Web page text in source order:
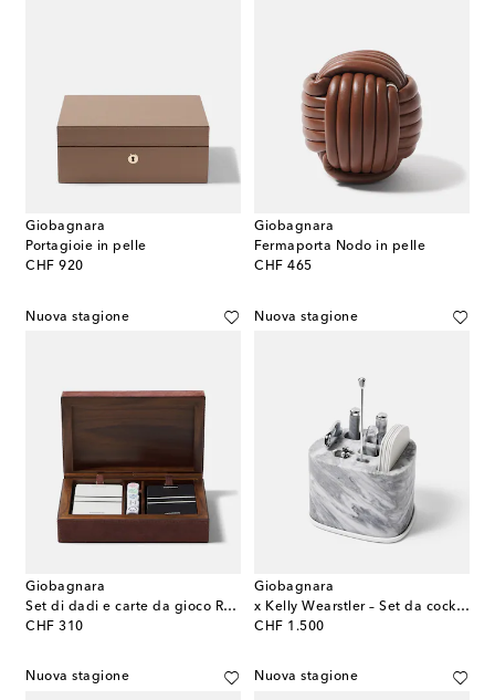
Giobagnara
Portagioie in pelle
CHF 920
original price
Giobagnara
Fermaporta Nodo in pelle
CHF 465
original price
Nuova stagione
Giobagnara
Set di dadi e carte da gioco Royal
CHF 310
original price
Nuova stagione
Giobagnara
x Kelly Wearstler – Set da cocktail Maris
CHF 1.500
original price
Nuova stagione Nuova stagione